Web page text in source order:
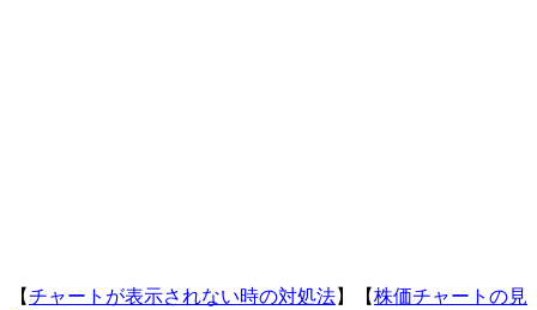
【チャートが表示されない時の対処法】【株価チャートの見